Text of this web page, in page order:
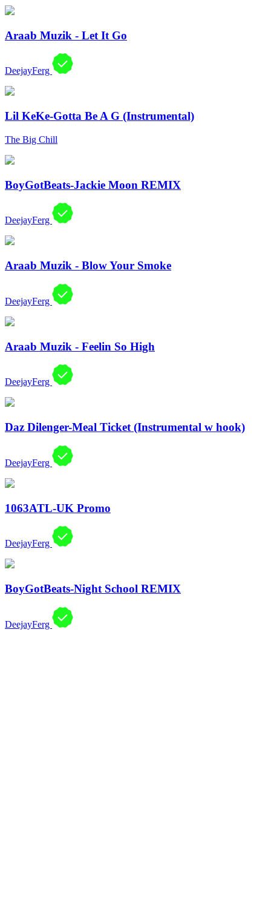
Araab Muzik - Let It Go
DeejayFerg
Lil KeKe-Gotta Be A G (Instrumental)
The Big Chill
BoyGotBeats-Jackie Moon REMIX
DeejayFerg
Araab Muzik - Blow Your Smoke
DeejayFerg
Araab Muzik - Feelin So High
DeejayFerg
Daz Dilenger-Meal Ticket (Instrumental w hook)
DeejayFerg
1063ATL-UK Promo
DeejayFerg
BoyGotBeats-Night School REMIX
DeejayFerg